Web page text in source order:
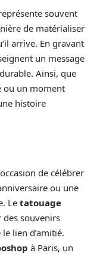
souvent
de matérialiser
arrive. En gravant
un message
Ainsi, que
ou un moment
histoire
de célébrer
ou une
Le tatouage
souvenirs
lien d’amitié.
à Paris, un